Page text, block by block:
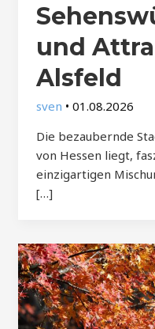
und
Alsfeld
sven • 01.08.2026
Die bezaubernde
von Hessen liegt,
einzigartigen
[…]